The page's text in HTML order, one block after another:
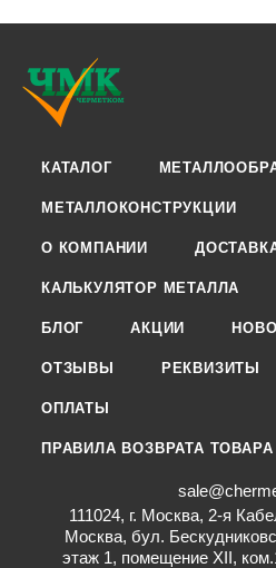
КАТАЛОГ
МЕТАЛЛОКОНСТРУКЦИИ
О КОМПАНИИ
КАЛЬКУЛЯТОР МЕТАЛЛА
БЛОГ АКЦИИ
ОТЗЫВЫ РЕКВИЗИТЫ
ОПЛАТЫ
ПРАВИЛА ВОЗВРАТА
111024, г. Москва, 2-я
Москва, бул.
этаж 1, помещение XII,